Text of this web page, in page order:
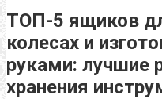
ТОП-5 ящиков
колесах и
руками: лучшие
хранения